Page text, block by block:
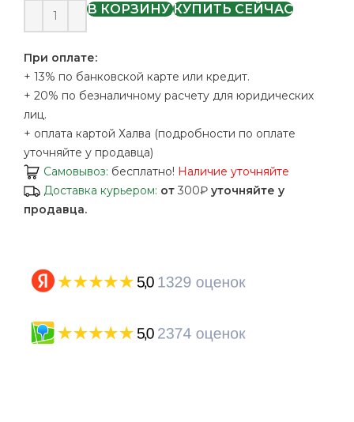
В КОРЗИНУ КУПИТЬ СЕЙЧАС
При оплате:
+ 13% по банковской карте или кредит.
+ 20% по безналичному расчету для юридических
лиц.
+ оплата картой Халва (подробности по оплате
уточняйте у продавца)
Самовывоз: бесплатно! Наличие уточняйте
Доставка курьером: от 300₽ уточняйте у
продавца.